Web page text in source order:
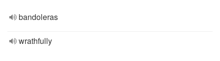
bandoleras
wrathfully